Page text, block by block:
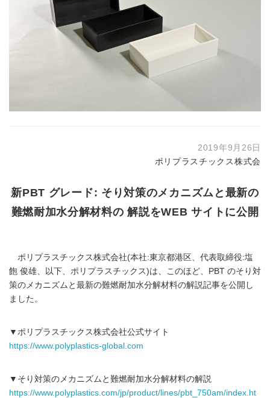
2019年9月26日
ポリプラスチックス株式会
新PBT グレード: そり対策のメカニズムと最新の
難燃耐加水分解材料の 解説をWEB サイトに公開
ポリプラスチックス株式会社(本社:東京都港区、代表取締役:塩
飽 俊雄、以下、ポリプラスチックス)は、このほど、PBT のそり対
策のメカニズムと最新の難燃耐加水分解材料の解説記事を公開し
ました。
▼ポリプラスチックス株式会社公式サイト
https://www.polyplastics-global.com
▼そり対策のメカニズムと難燃耐加水分解材料の解説
https://www.polyplastics.com/jp/product/lines/pbt_750am/index.ht